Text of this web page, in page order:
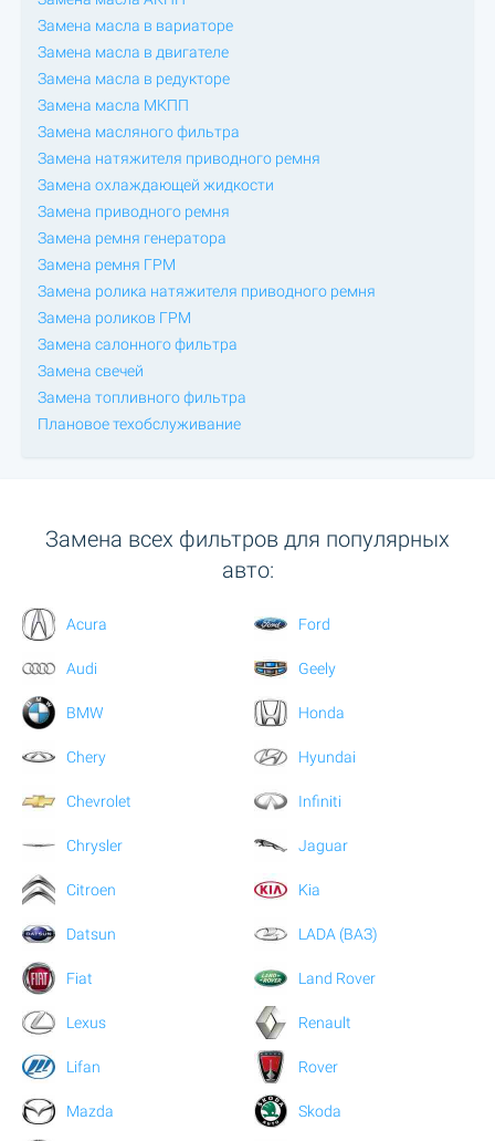
Замена масла в вариаторе
Замена масла в двигателе
Замена масла в редукторе
Замена масла МКПП
Замена масляного фильтра
Замена натяжителя приводного ремня
Замена охлаждающей жидкости
Замена приводного ремня
Замена ремня генератора
Замена ремня ГРМ
Замена ролика натяжителя приводного ремня
Замена роликов ГРМ
Замена салонного фильтра
Замена свечей
Замена топливного фильтра
Плановое техобслуживание
Замена всех фильтров для популярных
авто:
Acura
Audi
BMW
Chery
Chevrolet
Chrysler
Citroen
Datsun
Fiat
Ford
Geely
Honda
Hyundai
Infiniti
Jaguar
Kia
LADA (ВАЗ)
Land Rover
Lexus
Lifan
Mazda
Renault
Rover
Skoda